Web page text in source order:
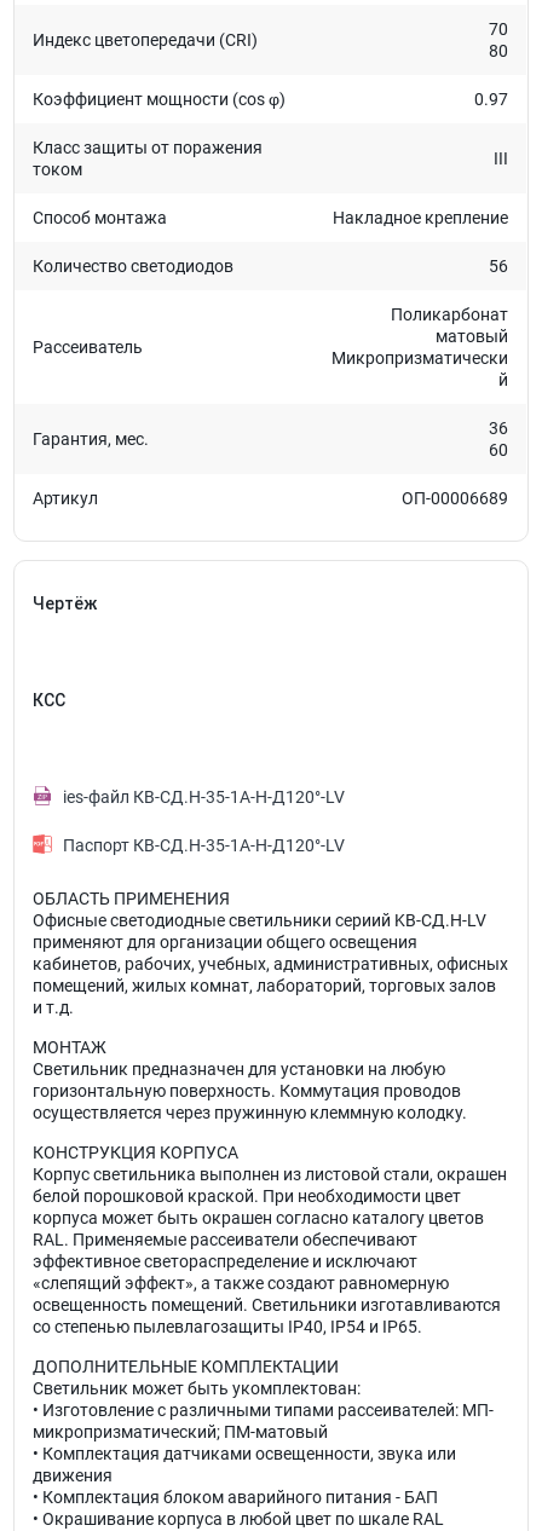
Индекс цветопередачи (CRI)
70
80
Коэффициент мощности (cos φ) 0.97
Класс защиты от поражения
током
III
Способ монтажа Накладное крепление
Количество светодиодов 56
Рассеиватель
Поликарбонат
матовый
Микропризматически
й
Гарантия, мес.
36
60
Артикул ОП-00006689
Чертёж
КСС
ies-файл КВ-СД.Н-35-1А-Н-Д120°-LV
Паспорт КВ-СД.Н-35-1А-Н-Д120°-LV
ОБЛАСТЬ ПРИМЕНЕНИЯ
Офисные светодиодные светильники сериий KВ-СД.Н-LV
применяют для организации общего освещения
кабинетов, рабочих, учебных, административных, офисных
помещений, жилых комнат, лабораторий, торговых залов
и т.д.
МОНТАЖ
Светильник предназначен для установки на любую
горизонтальную поверхность. Коммутация проводов
осуществляется через пружинную клеммную колодку.
КОНСТРУКЦИЯ КОРПУСА
Корпус светильника выполнен из листовой стали, окрашен
белой порошковой краской. При необходимости цвет
корпуса может быть окрашен согласно каталогу цветов
RAL. Применяемые рассеиватели обеспечивают
эффективное светораспределение и исключают
«слепящий эффект», а также создают равномерную
освещенность помещений. Светильники изготавливаются
со степенью пылевлагозащиты IP40, IP54 и IP65.
ДОПОЛНИТЕЛЬНЫЕ КОМПЛЕКТАЦИИ
Светильник может быть укомплектован:
• Изготовление с различными типами рассеивателей: МП-
микропризматический; ПМ-матовый
• Комплектация датчиками освещенности, звука или
движения
• Комплектация блоком аварийного питания - БАП
• Окрашивание корпуса в любой цвет по шкале RAL